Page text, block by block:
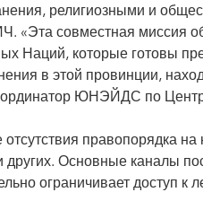
религиозными и
«Эта совместная миссия
Наций, которые готовы
в этой провинции,
ЮНЭЙДС по
правопорядка на
Основные каналы
ограничивает доступ